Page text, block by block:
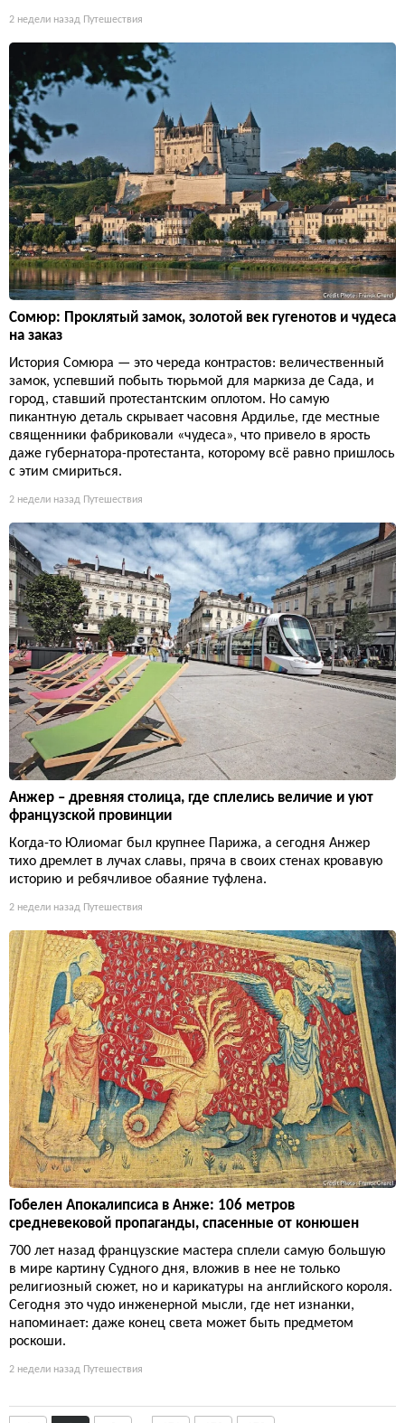
2 недели назад Путешествия
Сомюр: Проклятый замок, золотой век гугенотов и чудеса
на заказ
История Сомюра — это череда контрастов: величественный
замок, успевший побыть тюрьмой для маркиза де Сада, и
город, ставший протестантским оплотом. Но самую
пикантную деталь скрывает часовня Ардилье, где местные
священники фабриковали «чудеса», что привело в ярость
даже губернатора-протестанта, которому всё равно пришлось
с этим смириться.
2 недели назад Путешествия
Анжер – древняя столица, где сплелись величие и уют
французской провинции
Когда-то Юлиомаг был крупнее Парижа, а сегодня Анжер
тихо дремлет в лучах славы, пряча в своих стенах кровавую
историю и ребячливое обаяние туфлена.
2 недели назад Путешествия
Гобелен Апокалипсиса в Анже: 106 метров
средневековой пропаганды, спасенные от конюшен
700 лет назад французские мастера сплели самую большую
в мире картину Судного дня, вложив в нее не только
религиозный сюжет, но и карикатуры на английского короля.
Сегодня это чудо инженерной мысли, где нет изнанки,
напоминает: даже конец света может быть предметом
роскоши.
2 недели назад Путешествия